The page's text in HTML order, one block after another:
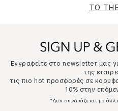
TO
Εγγραφείτε στο newsletter μας
της
τις πιο hot προσφορές σε
10% στην
*Δεν συνδυάζεται με